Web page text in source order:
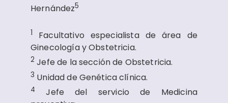
Hernández5
1 Facultativo especialista de área de
Ginecología y Obstetricia.
2 Jefe de la sección de Obstetricia.
3 Unidad de Genética clínica.
4
Jefe del servicio de Medicina